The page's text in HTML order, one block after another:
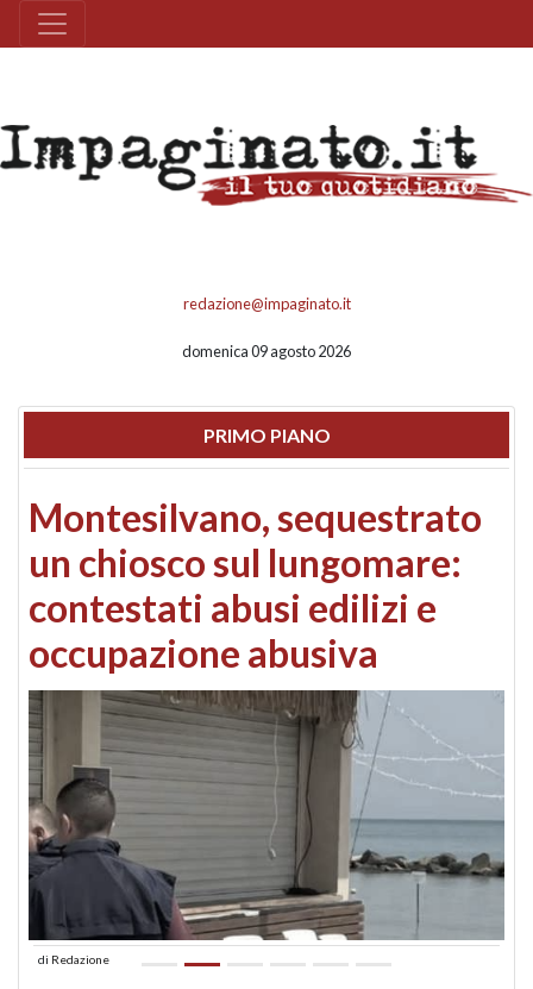
redazione@impaginato.it
domenica 09 agosto 2026
PRIMO PIANO
Montesilvano, sequestrato
un chiosco sul lungomare:
contestati abusi edilizi e
occupazione abusiva
di Redazione